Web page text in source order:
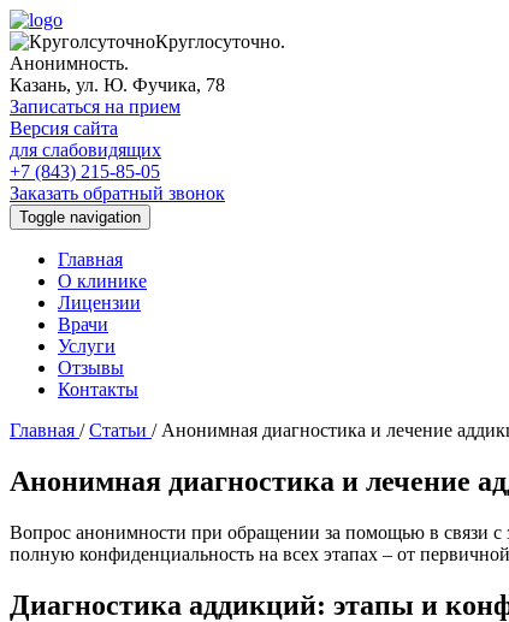
Круглосуточно.
Анонимность.
Казань, ул. Ю. Фучика, 78
Записаться на прием
Версия сайта
для слабовидящих
+7 (843) 215-85-05
Заказать обратный звонок
Toggle navigation
Главная
О клинике
Лицензии
Врачи
Услуги
Отзывы
Контакты
Главная /Статьи / Анонимная диагностика и лечение
Анонимная диагностика и лечение
Вопрос анонимности при обращении за помощью в связи с
полную конфиденциальность на всех этапах – от
Диагностика аддикций: этапы и